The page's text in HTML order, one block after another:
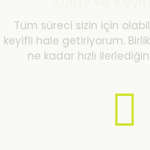
Tüm süreci sizin için
keyifli hale getiriyorum.
ne kadar hızlı